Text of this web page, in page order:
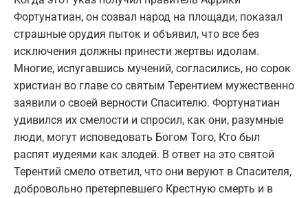
Фортунатиан, он созвал народ на площади, показал
страшные орудия пыток и объявил, что все без
исключения должны принести жертвы идолам.
Многие, испугавшись мучений, согласились, но сорок
христиан во главе со святым Терентием мужественно
заявили о своей верности Спасителю. Фортунатиан
удивился их смелости и спросил, как они, разумные
люди, могут исповедовать Богом Того, Кто был
распят иудеями как злодей. В ответ на это святой
Терентий смело ответил, что они веруют в Спасителя,
добровольно претерпевшего Крестную смерть и в